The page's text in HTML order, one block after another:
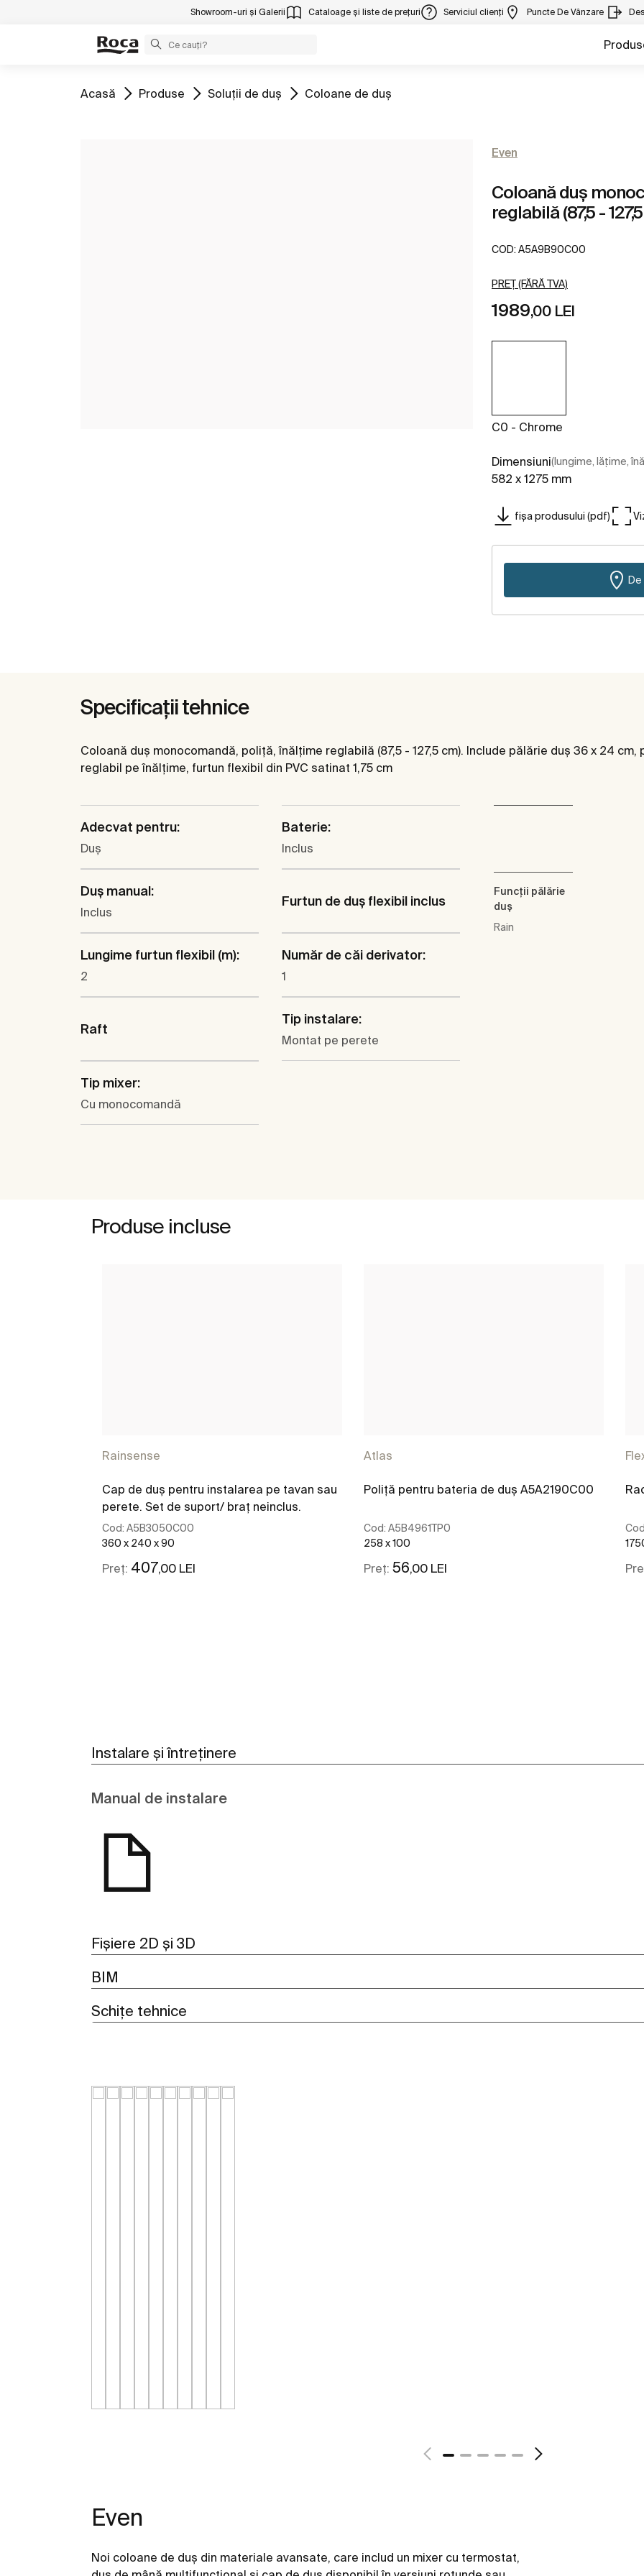
Showroom-uri și Galerii Cataloage și liste de prețuri Serviciul clienți Puncte De Vânzare
Mergeți la
Acasă Mergeți la
Produse Mergeți la
Soluții de duş Mergeți la
Coloane de duş
Even
Coloană duș
reglabilă (87,5 -
COD: A5A9B90C00
PREȚ (FĂRĂ TVA)
1989,00 LEI
C0 - Chrome
Dimensiuni(lungime, lățime,
582 x 1275 mm
fișa produsului (pdf)
Specificații tehnice
Coloană duș monocomandă, poliță, înălțime reglabilă (87,5 - 127,5 cm). Include pălărie duș 36 x 24
reglabil pe înălțime, furtun flexibil din PVC satinat 1,75 cm
Adecvat pentru:
Duş
Baterie:
Inclus
Duş manual:
Inclus
Furtun de duş flexibil inclus
Lungime furtun flexibil (m):
2
Număr de căi derivator:
1
Raft
Tip instalare:
Montat pe perete
Tip mixer:
Cu monocomandă
Funcţii pălărie
duş
Rain
Produse incluse
Rainsense
Cap de duş pentru instalarea pe tavan sau
perete. Set de suport/ braţ neinclus.
Cod: A5B3050C00
360 x 240 x 90
Preț: 407,00 LEI
Atlas
Poliță pentru bateria de duș A5A2190C00
Cod: A5B4961TP0
258 x 100
Preț: 56,00 LEI
Instalare și întreținere
Manual de instalare
Fișiere 2D și 3D
BIM
Schițe tehnice
Even
Noi coloane de duș din materiale avansate, care includ un mixer cu termostat,